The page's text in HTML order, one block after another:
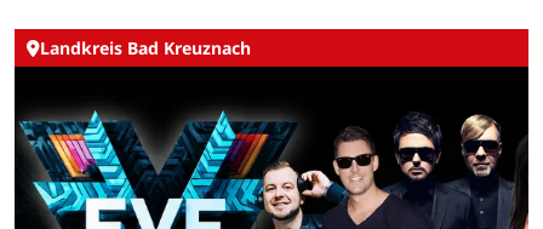
Landkreis Bad Kreuznach